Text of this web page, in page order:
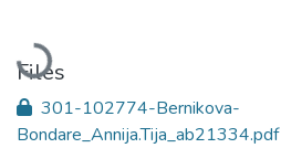
Loading...
Files
301-102774-Bernikova-
Bondare_Annija.Tija_ab21334.pdf